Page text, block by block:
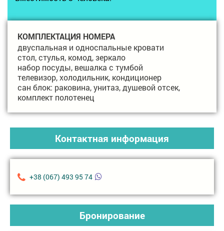
КОМПЛЕКТАЦИЯ НОМЕРА
двуспальная и односпальные кровати
стол, стулья, комод, зеркало
набор посуды, вешалка с тумбой
телевизор, холодильник, кондиционер
сан блок: раковина, унитаз, душевой отсек,
комплект полотенец
Контактная информация
+38 (067) 493 95 74
Бронирование